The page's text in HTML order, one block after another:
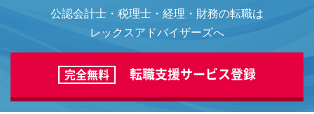
公認会計士・税理士・経理・財務の転職は
レックスアドバイザーズへ
完全無料 転職支援サービス登録